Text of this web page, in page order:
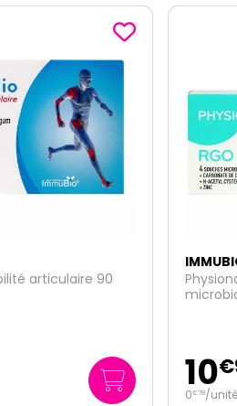
4 souches
14 sticks
250ml
6€
27€80/litre